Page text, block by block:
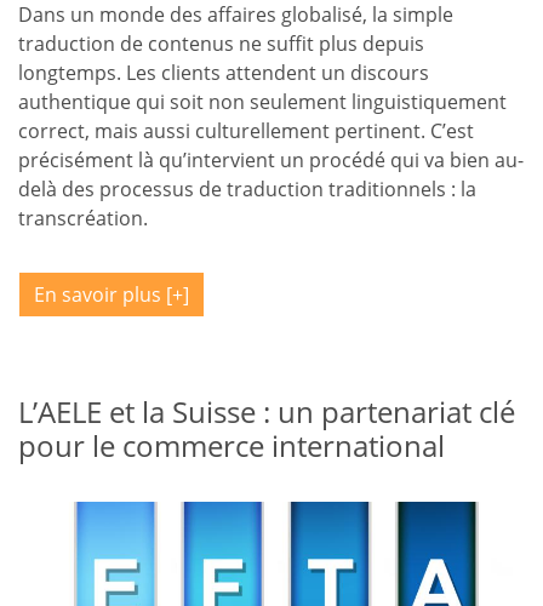
Dans un monde des affaires globalisé, la simple
traduction de contenus ne suffit plus depuis
longtemps. Les clients attendent un discours
authentique qui soit non seulement linguistiquement
correct, mais aussi culturellement pertinent. C’est
précisément là qu’intervient un procédé qui va bien au-
delà des processus de traduction traditionnels : la
transcréation.
En savoir plus
L’AELE et la Suisse : un partenariat clé
pour le commerce international